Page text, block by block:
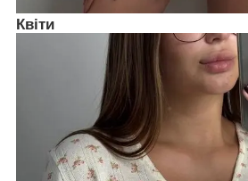
Квіти